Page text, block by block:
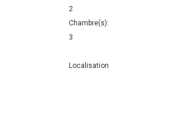
2
Chambre(s):
3
Localisation